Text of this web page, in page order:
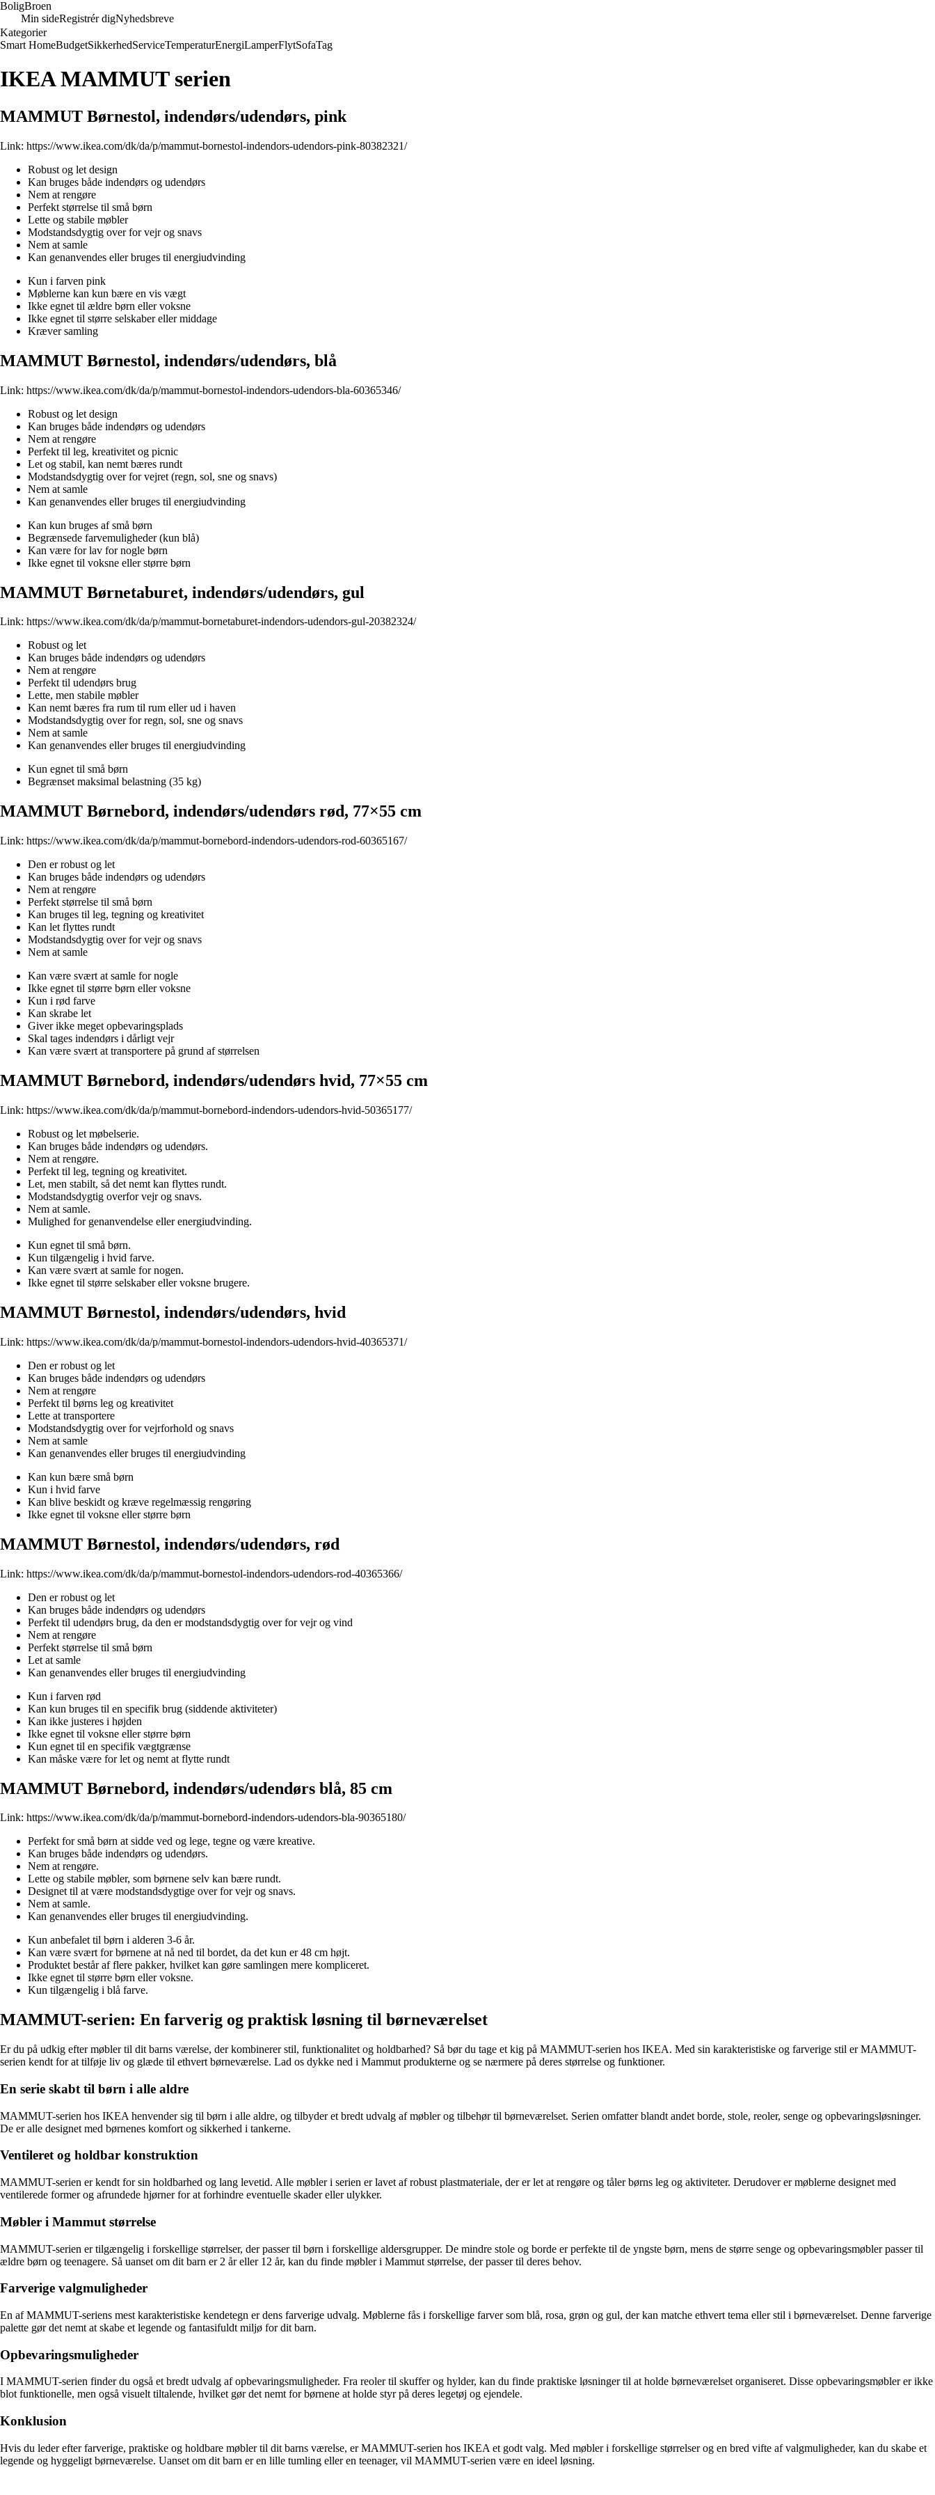
BoligBroen
Min sideRegistrér digNyhedsbreve
Kategorier
Smart HomeBudgetSikkerhedServiceTemperaturEnergiLamperFlytSofaTag
IKEA MAMMUT serien
MAMMUT Børnestol, indendørs/udendørs, pink
Link: https://www.ikea.com/dk/da/p/mammut-bornestol-indendors-udendors-pink-80382321/
Robust og let design
Kan bruges både indendørs og udendørs
Nem at rengøre
Perfekt størrelse til små børn
Lette og stabile møbler
Modstandsdygtig over for vejr og snavs
Nem at samle
Kan genanvendes eller bruges til energiudvinding
Kun i farven pink
Møblerne kan kun bære en vis vægt
Ikke egnet til ældre børn eller voksne
Ikke egnet til større selskaber eller middage
Kræver samling
MAMMUT Børnestol, indendørs/udendørs, blå
Link: https://www.ikea.com/dk/da/p/mammut-bornestol-indendors-udendors-bla-60365346/
Robust og let design
Kan bruges både indendørs og udendørs
Nem at rengøre
Perfekt til leg, kreativitet og picnic
Let og stabil, kan nemt bæres rundt
Modstandsdygtig over for vejret (regn, sol, sne og snavs)
Nem at samle
Kan genanvendes eller bruges til energiudvinding
Kan kun bruges af små børn
Begrænsede farvemuligheder (kun blå)
Kan være for lav for nogle børn
Ikke egnet til voksne eller større børn
MAMMUT Børnetaburet, indendørs/udendørs, gul
Link: https://www.ikea.com/dk/da/p/mammut-bornetaburet-indendors-udendors-gul-20382324/
Robust og let
Kan bruges både indendørs og udendørs
Nem at rengøre
Perfekt til udendørs brug
Lette, men stabile møbler
Kan nemt bæres fra rum til rum eller ud i haven
Modstandsdygtig over for regn, sol, sne og snavs
Nem at samle
Kan genanvendes eller bruges til energiudvinding
Kun egnet til små børn
Begrænset maksimal belastning (35 kg)
MAMMUT Børnebord, indendørs/udendørs rød, 77×55 cm
Link: https://www.ikea.com/dk/da/p/mammut-bornebord-indendors-udendors-rod-60365167/
Den er robust og let
Kan bruges både indendørs og udendørs
Nem at rengøre
Perfekt størrelse til små børn
Kan bruges til leg, tegning og kreativitet
Kan let flyttes rundt
Modstandsdygtig over for vejr og snavs
Nem at samle
Kan være svært at samle for nogle
Ikke egnet til større børn eller voksne
Kun i rød farve
Kan skrabe let
Giver ikke meget opbevaringsplads
Skal tages indendørs i dårligt vejr
Kan være svært at transportere på grund af størrelsen
MAMMUT Børnebord, indendørs/udendørs hvid, 77×55 cm
Link: https://www.ikea.com/dk/da/p/mammut-bornebord-indendors-udendors-hvid-50365177/
Robust og let møbelserie.
Kan bruges både indendørs og udendørs.
Nem at rengøre.
Perfekt til leg, tegning og kreativitet.
Let, men stabilt, så det nemt kan flyttes rundt.
Modstandsdygtig overfor vejr og snavs.
Nem at samle.
Mulighed for genanvendelse eller energiudvinding.
Kun egnet til små børn.
Kun tilgængelig i hvid farve.
Kan være svært at samle for nogen.
Ikke egnet til større selskaber eller voksne brugere.
MAMMUT Børnestol, indendørs/udendørs, hvid
Link: https://www.ikea.com/dk/da/p/mammut-bornestol-indendors-udendors-hvid-40365371/
Den er robust og let
Kan bruges både indendørs og udendørs
Nem at rengøre
Perfekt til børns leg og kreativitet
Lette at transportere
Modstandsdygtig over for vejrforhold og snavs
Nem at samle
Kan genanvendes eller bruges til energiudvinding
Kan kun bære små børn
Kun i hvid farve
Kan blive beskidt og kræve regelmæssig rengøring
Ikke egnet til voksne eller større børn
MAMMUT Børnestol, indendørs/udendørs, rød
Link: https://www.ikea.com/dk/da/p/mammut-bornestol-indendors-udendors-rod-40365366/
Den er robust og let
Kan bruges både indendørs og udendørs
Perfekt til udendørs brug, da den er modstandsdygtig over for vejr og vind
Nem at rengøre
Perfekt størrelse til små børn
Let at samle
Kan genanvendes eller bruges til energiudvinding
Kun i farven rød
Kan kun bruges til en specifik brug (siddende aktiviteter)
Kan ikke justeres i højden
Ikke egnet til voksne eller større børn
Kun egnet til en specifik vægtgrænse
Kan måske være for let og nemt at flytte rundt
MAMMUT Børnebord, indendørs/udendørs blå, 85 cm
Link: https://www.ikea.com/dk/da/p/mammut-bornebord-indendors-udendors-bla-90365180/
Perfekt for små børn at sidde ved og lege, tegne og være kreative.
Kan bruges både indendørs og udendørs.
Nem at rengøre.
Lette og stabile møbler, som børnene selv kan bære rundt.
Designet til at være modstandsdygtige over for vejr og snavs.
Nem at samle.
Kan genanvendes eller bruges til energiudvinding.
Kun anbefalet til børn i alderen 3-6 år.
Kan være svært for børnene at nå ned til bordet, da det kun er 48 cm højt.
Produktet består af flere pakker, hvilket kan gøre samlingen mere kompliceret.
Ikke egnet til større børn eller voksne.
Kun tilgængelig i blå farve.
MAMMUT-serien: En farverig og praktisk løsning til børneværelset
Er du på udkig efter møbler til dit barns værelse, der kombinerer stil, funktionalitet og holdbarhed? Så bør du tage et kig på MAMMUT-serien hos IKEA. Med sin karakteristiske og farverige stil er MAMMUT-
serien kendt for at tilføje liv og glæde til ethvert børneværelse. Lad os dykke ned i Mammut produkterne og se nærmere på deres størrelse og funktioner.
En serie skabt til børn i alle aldre
MAMMUT-serien hos IKEA henvender sig til børn i alle aldre, og tilbyder et bredt udvalg af møbler og tilbehør til børneværelset. Serien omfatter blandt andet borde, stole, reoler, senge og opbevaringsløsninger.
De er alle designet med børnenes komfort og sikkerhed i tankerne.
Ventileret og holdbar konstruktion
MAMMUT-serien er kendt for sin holdbarhed og lang levetid. Alle møbler i serien er lavet af robust plastmateriale, der er let at rengøre og tåler børns leg og aktiviteter. Derudover er møblerne designet med
ventilerede former og afrundede hjørner for at forhindre eventuelle skader eller ulykker.
Møbler i Mammut størrelse
MAMMUT-serien er tilgængelig i forskellige størrelser, der passer til børn i forskellige aldersgrupper. De mindre stole og borde er perfekte til de yngste børn, mens de større senge og opbevaringsmøbler passer til
ældre børn og teenagere. Så uanset om dit barn er 2 år eller 12 år, kan du finde møbler i Mammut størrelse, der passer til deres behov.
Farverige valgmuligheder
En af MAMMUT-seriens mest karakteristiske kendetegn er dens farverige udvalg. Møblerne fås i forskellige farver som blå, rosa, grøn og gul, der kan matche ethvert tema eller stil i børneværelset. Denne farverige
palette gør det nemt at skabe et legende og fantasifuldt miljø for dit barn.
Opbevaringsmuligheder
I MAMMUT-serien finder du også et bredt udvalg af opbevaringsmuligheder. Fra reoler til skuffer og hylder, kan du finde praktiske løsninger til at holde børneværelset organiseret. Disse opbevaringsmøbler er ikke
blot funktionelle, men også visuelt tiltalende, hvilket gør det nemt for børnene at holde styr på deres legetøj og ejendele.
Konklusion
Hvis du leder efter farverige, praktiske og holdbare møbler til dit barns værelse, er MAMMUT-serien hos IKEA et godt valg. Med møbler i forskellige størrelser og en bred vifte af valgmuligheder, kan du skabe et
legende og hyggeligt børneværelse. Uanset om dit barn er en lille tumling eller en teenager, vil MAMMUT-serien være en ideel løsning.